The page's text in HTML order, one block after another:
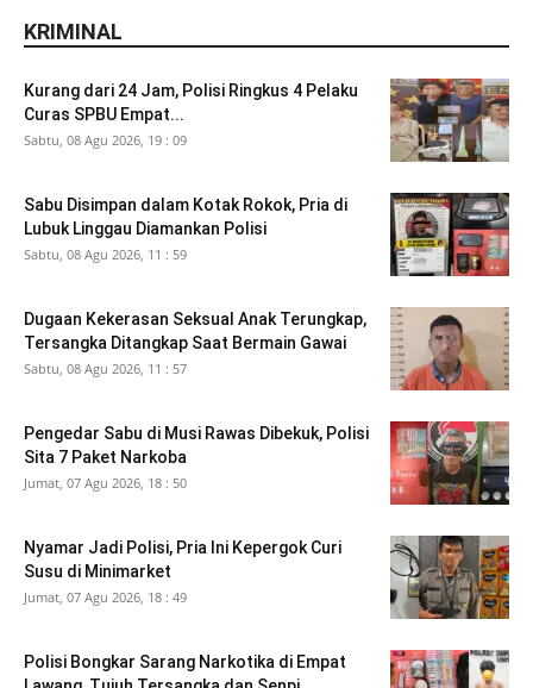
KRIMINAL
Kurang dari 24 Jam, Polisi Ringkus 4 Pelaku
Curas SPBU Empat...
Sabtu, 08 Agu 2026, 19 : 09
Sabu Disimpan dalam Kotak Rokok, Pria di
Lubuk Linggau Diamankan Polisi
Sabtu, 08 Agu 2026, 11 : 59
Dugaan Kekerasan Seksual Anak Terungkap,
Tersangka Ditangkap Saat Bermain Gawai
Sabtu, 08 Agu 2026, 11 : 57
Pengedar Sabu di Musi Rawas Dibekuk, Polisi
Sita 7 Paket Narkoba
Jumat, 07 Agu 2026, 18 : 50
Nyamar Jadi Polisi, Pria Ini Kepergok Curi
Susu di Minimarket
Jumat, 07 Agu 2026, 18 : 49
Polisi Bongkar Sarang Narkotika di Empat